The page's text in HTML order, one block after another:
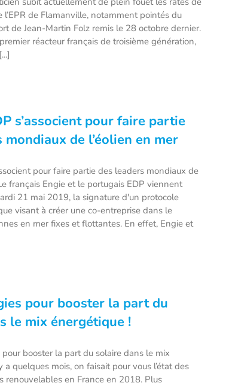
l’EPR de Flamanville, notamment pointés du
de Jean-Martin Folz remis le 28 octobre dernier.
réacteur français de troisième génération,
s’associent pour faire partie
mondiaux de l’éolien en mer
pour faire partie des leaders mondiaux de
français Engie et le portugais EDP viennent
21 mai 2019, la signature d'un protocole
visant à créer une co-entreprise dans le
en mer fixes et flottantes. En effet, Engie et
pour booster la part du
le mix énergétique !
booster la part du solaire dans le mix
quelques mois, on faisait pour vous l’état des
renouvelables en France en 2018. Plus